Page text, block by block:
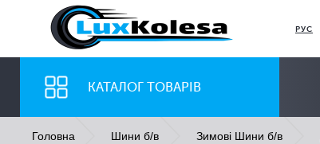
РУС
КАТАЛОГ ТОВАРІВ
Головна Шини б/в Зимові Шини б/в